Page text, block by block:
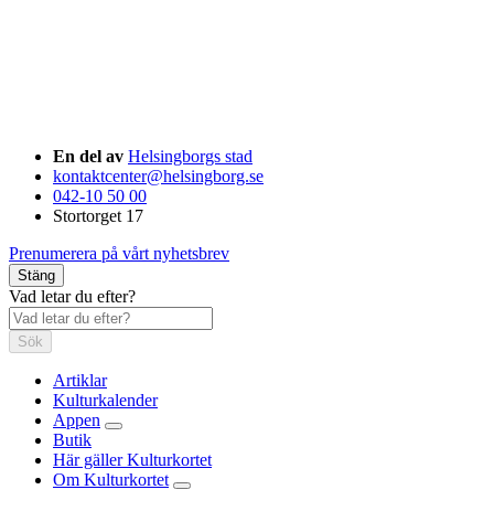
En del av Helsingborgs stad
kontaktcenter@helsingborg.se
042-10 50 00
Stortorget 17
Prenumerera på vårt nyhetsbrev
Stäng
Vad letar du efter?
Sök
Artiklar
Kulturkalender
Appen
Butik
Här gäller Kulturkortet
Om Kulturkortet